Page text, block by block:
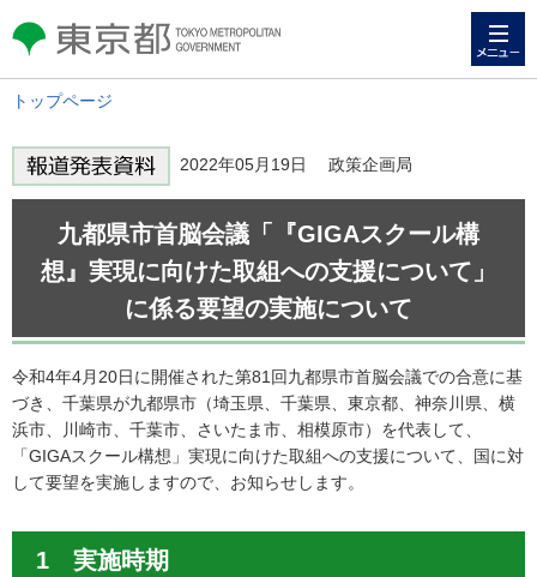
東京都 TOKYO METROPOLITAN
GOVERNMENT
トップページ
2022年05月19日 政策企画局
九都県市首脳会議「『GIGAスクール構
想』実現に向けた取組への支援について」
に係る要望の実施について
令和4年4月20日に開催された第81回九都県市首脳会議での合意に基
づき、千葉県が九都県市（埼玉県、千葉県、東京都、神奈川県、横
浜市、川崎市、千葉市、さいたま市、相模原市）を代表して、
「GIGAスクール構想」実現に向けた取組への支援について、国に対
して要望を実施しますので、お知らせします。
1 実施時期